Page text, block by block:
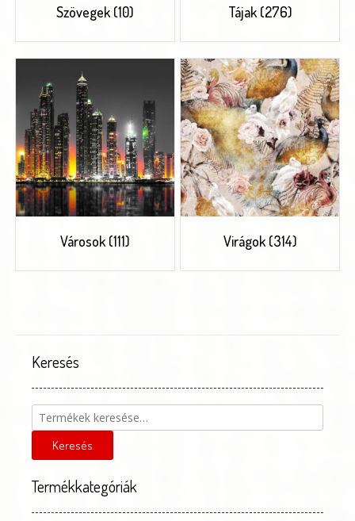
Szövegek (10) Tájak (276)
Városok (111) Virágok (314)
Keresés
Keresés
a
következőre:
Keresés
Termékkategóriák